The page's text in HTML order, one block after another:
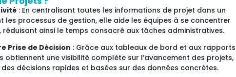
: En centralisant toutes les informations de projet dans un
les processus de gestion, elle aide les équipes à se concentrer
ainsi le temps consacré aux tâches administratives.
Prise de Décision : Grâce aux tableaux de bord et aux rapports
obtiennent une visibilité complète sur l’avancement des projets,
décisions rapides et basées sur des données concrètes.